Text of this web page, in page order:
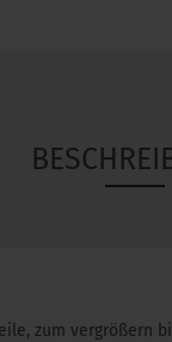
zum vergrößern